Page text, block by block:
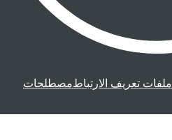
ملفات تعريف الارتباطمصطلحات